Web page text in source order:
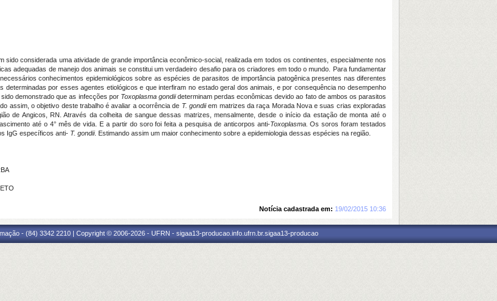
sido considerada uma atividade de grande importância econômico-social, realizada em todos os continentes, especialmente nos
adequadas de manejo dos animais se constitui um verdadeiro desafio para os criadores em todo o mundo. Para fundamentar
conhecimentos epidemiológicos sobre as espécies de parasitos de importância patogênica presentes nas diferentes
por esses agentes etiológicos e que interfiram no estado geral dos animais, e por consequência no desempenho
demonstrado que as infecções por Toxoplasma gondiideterminam perdas econômicas devido ao fato de ambos os parasitos
assim, o objetivo deste trabalho é avaliar a ocorrência de T. gondiiem matrizes da raça Morada Nova e suas crias exploradas
de Angicos, RN. Através da colheita de sangue dessas matrizes, mensalmente, desde o início da estação de monta até o
até o 4° mês de vida. E a partir do soro foi feita a pesquisa de anticorpos anti-Toxoplasma.Os soros foram testados
IgG específicos anti- T. gondii. Estimando assim um maior conhecimento sobre a epidemiologia dessas espécies na região.
Notícia cadastrada em: 19/02/2015 10:36
- (84) 3342 2210 | Copyright © 2006-2026 - UFRN - sigaa13-producao.info.ufrn.br.sigaa13-producao